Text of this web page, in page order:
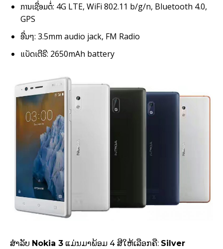
ການເຊື່ອມຕໍ່: 4G LTE, WiFi 802.11 b/g/n, Bluetooth 4.0,
GPS
ອື່ນໆ: 3.5mm audio jack, FM Radio
ແບັດເຕີຣີ: 2650mAh battery
ສຳລັບ Nokia 3 ແມ່ນມາພ້ອມ 4 ສີໃຫ້ເລືອກຄື: Silver